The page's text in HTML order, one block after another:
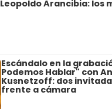
Leopoldo Arancibia: los
Escándalo en la
Podemos Hablar" con
Kusnetzoff: dos
frente a cámara